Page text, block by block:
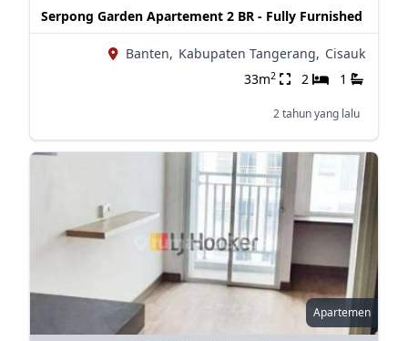
Serpong Garden Apartement 2 BR - Fully Furnished
Banten, Kabupaten Tangerang, Cisauk
33m2 2 1
2 tahun yang lalu
Apartemen